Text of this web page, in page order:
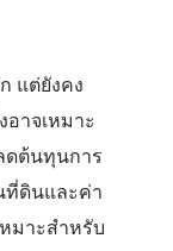
แต่ยังคง
าจเหมาะ
ดต้นทุนการ
ที่ดินและค่า
มาะสำหรับ